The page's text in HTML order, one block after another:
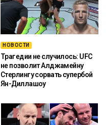
НОВОСТИ
Трагедии не случилось: UFC
не позволит Алджамейну
Стерлингу сорвать супербой
Ян-Диллашоу